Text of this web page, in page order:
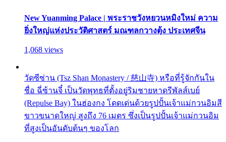
New Yuanming Palace | พระราชวังหยวนหมิงใหม่ ความ
ยิ่งใหญ่แห่งประวัติศาสตร์ มณฑลกวางตุ้ง ประเทศจีน
1,068 views
วัดซีซ่าน (Tsz Shan Monastery / 慈山寺) หรือที่รู้จักกันใน
ชื่อ ฉี่ซ้านจี๋ เป็นวัดพุทธที่ตั้งอยู่ริมชายหาดรีพัลส์เบย์
(Repulse Bay) ในฮ่องกง โดดเด่นด้วยรูปปั้นเจ้าแม่กวนอิมสี
ขาวขนาดใหญ่ สูงถึง 76 เมตร ซึ่งเป็นรูปปั้นเจ้าแม่กวนอิม
ที่สูงเป็นอันดับต้นๆ ของโลก